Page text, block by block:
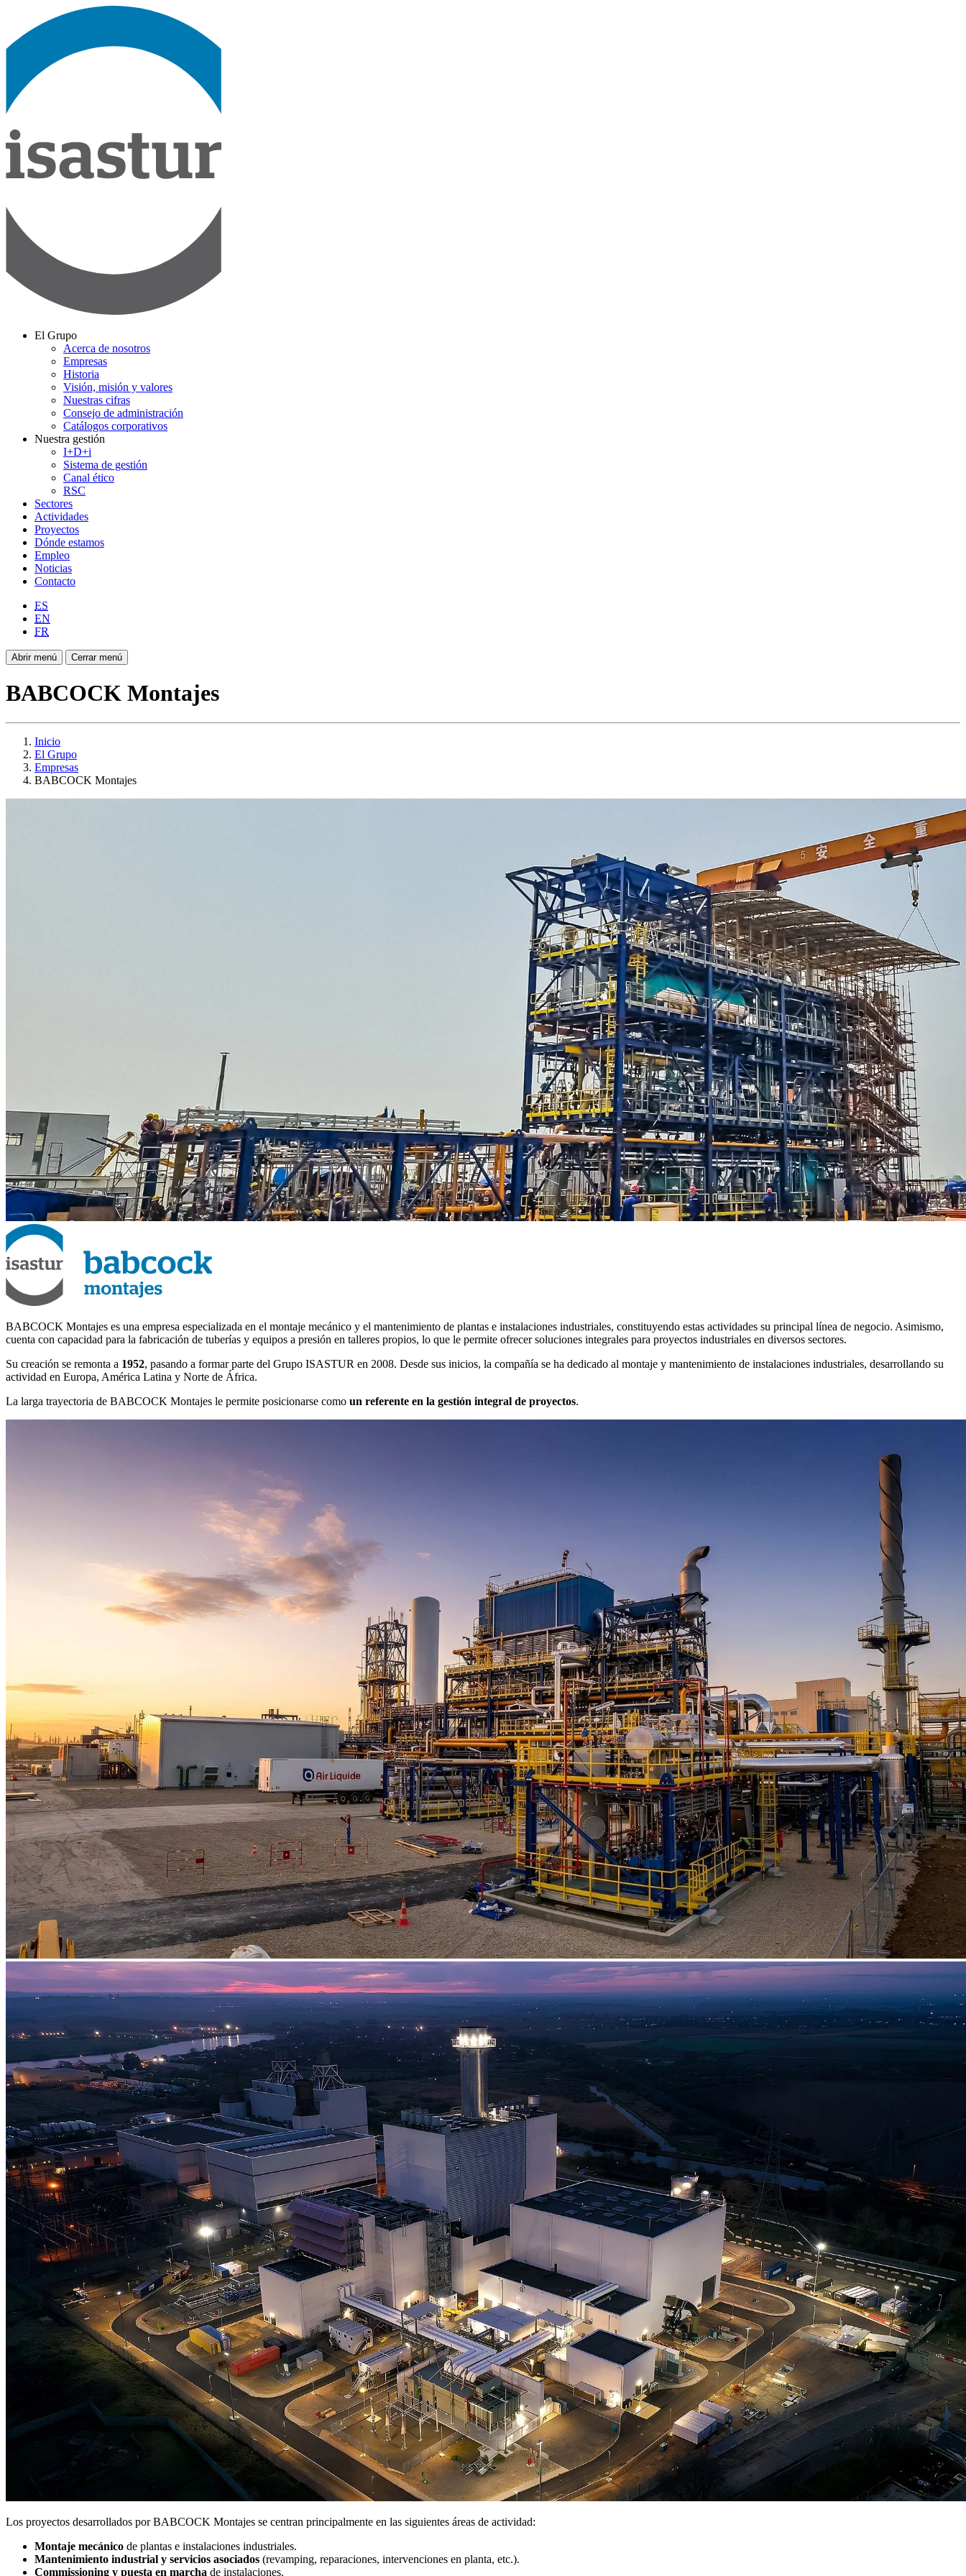
El Grupo
Acerca de nosotros
Empresas
Historia
Visión, misión y valores
Nuestras cifras
Consejo de administración
Catálogos corporativos
Nuestra gestión
I+D+i
Sistema de gestión
Canal ético
RSC
Sectores
Actividades
Proyectos
Dónde estamos
Empleo
Noticias
Contacto
ES
EN
FR
Abrir menú Cerrar menú
BABCOCK Montajes
Inicio
El Grupo
Empresas
BABCOCK Montajes
BABCOCK Montajes es una empresa especializada en el montaje mecánico y el mantenimiento de plantas e instalaciones industriales, constituyendo estas actividades su principal línea de negocio. Asimismo,
cuenta con capacidad para la fabricación de tuberías y equipos a presión en talleres propios, lo que le permite ofrecer soluciones integrales para proyectos industriales en diversos sectores.
Su creación se remonta a 1952, pasando a formar parte del Grupo ISASTUR en 2008. Desde sus inicios, la compañía se ha dedicado al montaje y mantenimiento de instalaciones industriales, desarrollando su
actividad en Europa, América Latina y Norte de África.
La larga trayectoria de BABCOCK Montajes le permite posicionarse como un referente en la gestión integral de proyectos.
Los proyectos desarrollados por BABCOCK Montajes se centran principalmente en las siguientes áreas de actividad:
Montaje mecánico de plantas e instalaciones industriales.
Mantenimiento industrial y servicios asociados (revamping, reparaciones, intervenciones en planta, etc.).
Commissioning y puesta en marcha de instalaciones.